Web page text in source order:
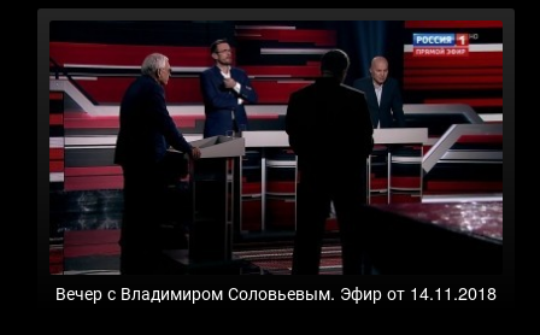
Вечер с Владимиром Соловьевым. Эфир от 14.11.2018